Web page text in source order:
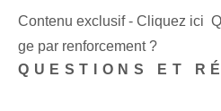
Contenu exclusif - Cliquez ici
ge par renforcement ?
QUESTIONS ET